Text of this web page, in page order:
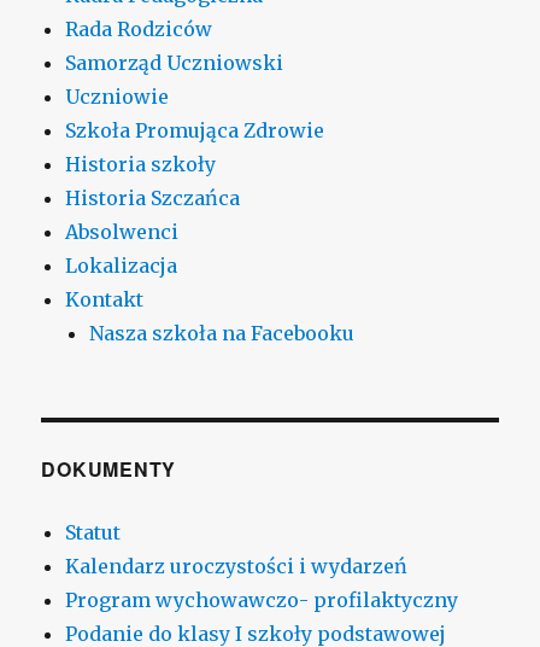
Rada Rodziców
Samorząd Uczniowski
Uczniowie
Szkoła Promująca Zdrowie
Historia szkoły
Historia Szczańca
Absolwenci
Lokalizacja
Kontakt
Nasza szkoła na Facebooku
DOKUMENTY
Statut
Kalendarz uroczystości i wydarzeń
Program wychowawczo- profilaktyczny
Podanie do klasy I szkoły podstawowej